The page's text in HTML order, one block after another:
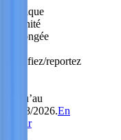
Politique
Sérénité
prolongée
modifiez/reportez
jusqu’au
31/08/2026.En
savoir